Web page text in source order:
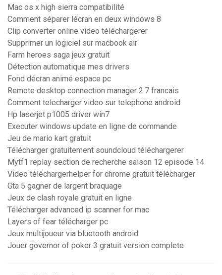
Mac os x high sierra compatibilité
Comment séparer lécran en deux windows 8
Clip converter online video téléchargerer
Supprimer un logiciel sur macbook air
Farm heroes saga jeux gratuit
Détection automatique mes drivers
Fond décran animé espace pc
Remote desktop connection manager 2.7 francais
Comment telecharger video sur telephone android
Hp laserjet p1005 driver win7
Executer windows update en ligne de commande
Jeu de mario kart gratuit
Télécharger gratuitement soundcloud téléchargerer
Mytf1 replay section de recherche saison 12 episode 14
Video téléchargerhelper for chrome gratuit télécharger
Gta 5 gagner de largent braquage
Jeux de clash royale gratuit en ligne
Télécharger advanced ip scanner for mac
Layers of fear télécharger pc
Jeux multijoueur via bluetooth android
Jouer governor of poker 3 gratuit version complete